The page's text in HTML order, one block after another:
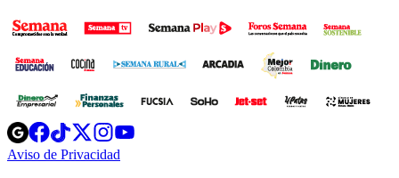
Opens
in
new
Opens
in
new
Opens
in
new
Opens
new
Aviso de Privacidad